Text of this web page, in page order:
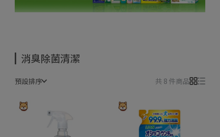
消臭除菌清潔
預設排序 共 8 件商品